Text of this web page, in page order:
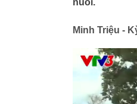
nuối.
Minh Triệu -